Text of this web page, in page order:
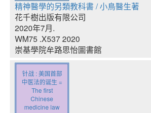
精神醫學的另類教科書 / 小鳥醫生著
花千樹出版有限公司
2020年7月.
WM75 .X537 2020
崇基學院牟路思怡圖書館
针战 : 美国首部
中医法的诞生 =
The first
Chinese
medicine law